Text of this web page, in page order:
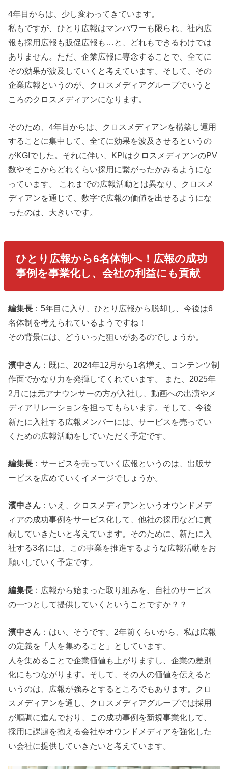
4年目からは、少し変わってきています。
私もですが、ひとり広報はマンパワーも限られ、社内広
報も採用広報も販促広報も…と、どれもできるわけでは
ありません。ただ、企業広報に専念することで、全てに
その効果が波及していくと考えています。そして、その
企業広報というのが、クロスメディアグループでいうと
ころのクロスメディアンになります。
そのため、4年目からは、クロスメディアンを構築し運用
することに集中して、全てに効果を波及させるというの
がKGIでした。それに伴い、KPIはクロスメディアンのPV
数やそこからどれくらい採用に繋がったかみるようにな
っています。 これまでの広報活動とは異なり、クロスメ
ディアンを通じて、数字で広報の価値を出せるようにな
ったのは、大きいです。
ひとり広報から6名体制へ！広報の成功
事例を事業化し、会社の利益にも貢献
編集長 ：5年目に入り、ひとり広報から脱却し、今後は6
名体制を考えられているようですね！
その背景には、どういった狙いがあるのでしょうか。
濱中さん ：既に、2024年12月から1名増え、コンテンツ制
作面でかなり力を発揮してくれています。 また、2025年
2月には元アナウンサーの方が入社し、動画への出演やメ
ディアリレーションを担ってもらいます。そして、今後
新たに入社する広報メンバーには、サービスを売ってい
くための広報活動をしていただく予定です。
編集長 ：サービスを売っていく広報というのは、出版サ
ービスを広めていくイメージでしょうか。
濱中さん ：いえ、クロスメディアンというオウンドメデ
ィアの成功事例をサービス化して、他社の採用などに貢
献していきたいと考えています。そのために、新たに入
社する3名には、この事業を推進するような広報活動をお
願いしていく予定です。
編集長 ：広報から始まった取り組みを、自社のサービス
の一つとして提供していくということですか？？
濱中さん ：はい、そうです。2年前くらいから、私は広報
の定義を「人を集めること」としています。
人を集めることで企業価値も上がりますし、企業の差別
化にもつながります。そして、その人の価値を伝えると
いうのは、広報が強みとするところでもあります。クロ
スメディアンを通し、クロスメディアグループでは採用
が順調に進んでおり、この成功事例を新規事業化して、
採用に課題を抱える会社やオウンドメディアを強化した
い会社に提供していきたいと考えています。